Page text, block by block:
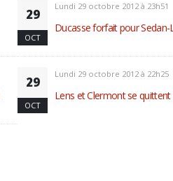
29
OCT
Lundi 29 octobre 2012 à 23h51
Ducasse forfait pour Sedan-
29
OCT
Lundi 29 octobre 2012 à 22h25
Lens et Clermont se quittent